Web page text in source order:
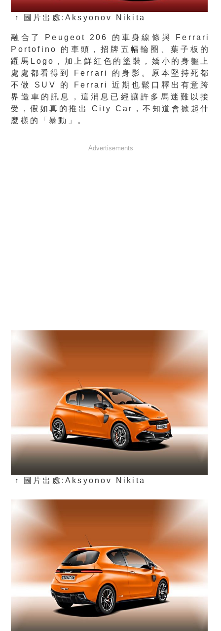
↑ 圖片出處:Aksyonov Nikita
融合了 Peugeot 206 的車身線條與 Ferrari
Portofino 的車頭，招牌五幅輪圈、葉子板的
躍馬Logo，加上鮮紅色的塗裝，嬌小的身軀上
處處都看得到 Ferrari 的身影。原本堅持死都
不做 SUV 的 Ferrari 近期也鬆口釋出有意跨
界造車的訊息，這消息已經讓許多馬迷難以接
受，假如真的推出 City Car，不知道會掀起什
麼樣的「暴動」。
Advertisements
↑ 圖片出處:Aksyonov Nikita